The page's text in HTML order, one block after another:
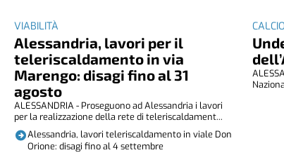
VIABILITÀ
Alessandria, lavori per il
teleriscaldamento in via
Marengo: disagi fino al 31
agosto
ALESSANDRIA - Proseguono ad Alessandria i lavori
per la realizzazione della rete di teleriscaldament...
Alessandria, lavori teleriscaldamento in viale Don
Orione: disagi fino al 4 settembre